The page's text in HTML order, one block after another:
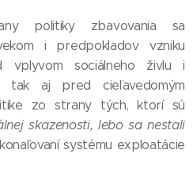
politiky zbavovania sa
i predpokladov vzniku
sociálneho živlu i
tak aj pred cieľavedomým
zo strany tých, ktorí sú
skazenosti, lebo sa nestali
systému exploatácie